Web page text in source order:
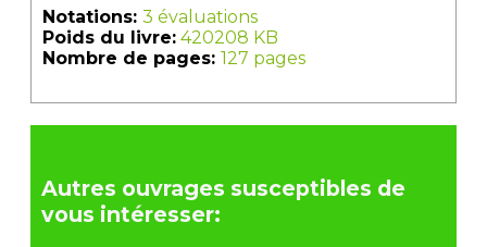
Notations: 3 évaluations
Poids du livre: 420208 KB
Nombre de pages: 127 pages
Autres ouvrages susceptibles de
vous intéresser: